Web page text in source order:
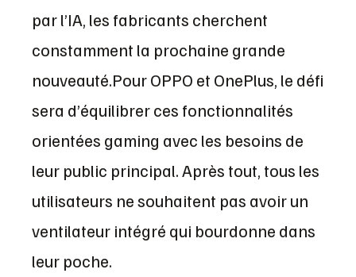
par l’IA, les fabricants cherchent
constamment la prochaine grande
nouveauté.Pour OPPO et OnePlus, le défi
sera d’équilibrer ces fonctionnalités
orientées gaming avec les besoins de
leur public principal. Après tout, tous les
utilisateurs ne souhaitent pas avoir un
ventilateur intégré qui bourdonne dans
leur poche.